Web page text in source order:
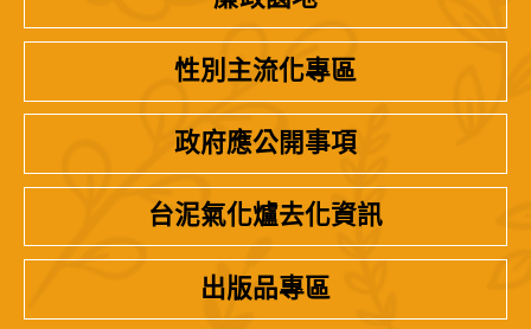
性別主流化專區
政府應公開事項
台泥氣化爐去化資訊
出版品專區